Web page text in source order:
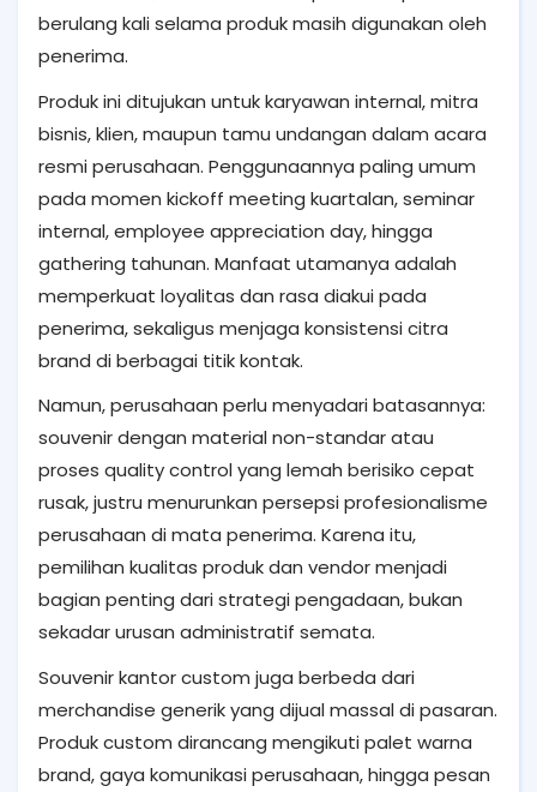
berulang kali selama produk masih digunakan oleh
penerima.
Produk ini ditujukan untuk karyawan internal, mitra
bisnis, klien, maupun tamu undangan dalam acara
resmi perusahaan. Penggunaannya paling umum
pada momen kickoff meeting kuartalan, seminar
internal, employee appreciation day, hingga
gathering tahunan. Manfaat utamanya adalah
memperkuat loyalitas dan rasa diakui pada
penerima, sekaligus menjaga konsistensi citra
brand di berbagai titik kontak.
Namun, perusahaan perlu menyadari batasannya:
souvenir dengan material non-standar atau
proses quality control yang lemah berisiko cepat
rusak, justru menurunkan persepsi profesionalisme
perusahaan di mata penerima. Karena itu,
pemilihan kualitas produk dan vendor menjadi
bagian penting dari strategi pengadaan, bukan
sekadar urusan administratif semata.
Souvenir kantor custom juga berbeda dari
merchandise generik yang dijual massal di pasaran.
Produk custom dirancang mengikuti palet warna
brand, gaya komunikasi perusahaan, hingga pesan